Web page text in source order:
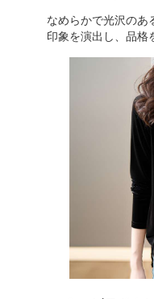
なめらかで光沢のあ
印象を演出し、品格